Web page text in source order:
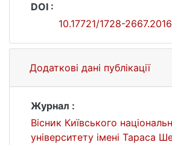
DOI :
10.17721/1728-
Додаткові дані публікації
Журнал :
Вісник Київського
університету імені Тараса